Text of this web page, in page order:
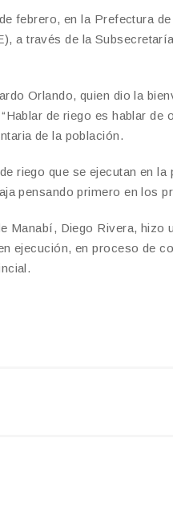
febrero, en la Prefectura
a través de la
Orlando, quien dio la
de riego es hablar de
de la población.
riego que se ejecutan en
pensando primero en los
Manabí, Diego Rivera, hizo
ejecución, en proceso de